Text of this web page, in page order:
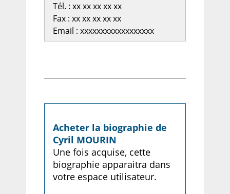
Tél. : xx xx xx xx xx
Fax : xx xx xx xx xx
Email : xxxxxxxxxxxxxxxxxx
Acheter la biographie de
Cyril MOURIN
Une fois acquise, cette
biographie apparaitra dans
votre espace utilisateur.